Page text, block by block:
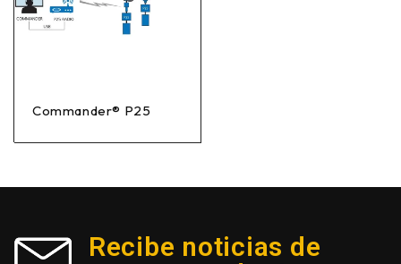
Commander® P25
Recibe noticias de